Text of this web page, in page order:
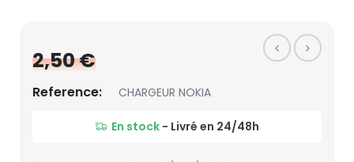
2,50 €
Reference: CHARGEUR NOKIA
En stock - Livré en 24/48h